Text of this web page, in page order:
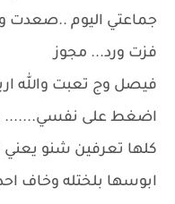
جماعتي اليوم ..صعدت
فزت ورد... مجوز
فيصل وج تعبت والله
اضغط على نفسي.......
كلها تعرفين شنو يعني
ابوسها بلختله وخاف